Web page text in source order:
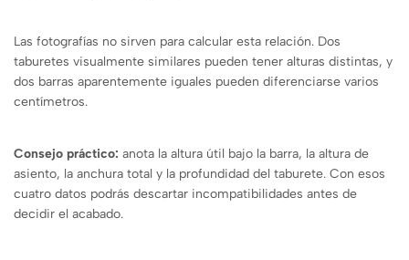
Las fotografías no sirven para calcular esta relación. Dos
taburetes visualmente similares pueden tener alturas distintas, y
dos barras aparentemente iguales pueden diferenciarse varios
centímetros.
Consejo práctico: anota la altura útil bajo la barra, la altura de
asiento, la anchura total y la profundidad del taburete. Con esos
cuatro datos podrás descartar incompatibilidades antes de
decidir el acabado.